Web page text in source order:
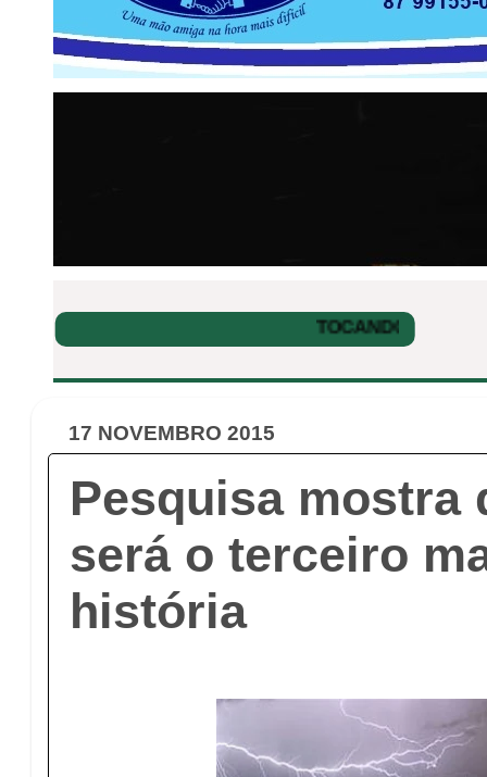
17 NOVEMBRO 2015
Pesquisa mostra
será o terceiro
história